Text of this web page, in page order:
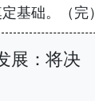
基础。（完）
展：将决